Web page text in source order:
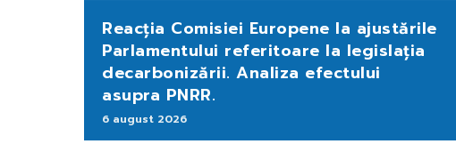
Reacția Comisiei Europene la ajustările
Parlamentului referitoare la legislația
decarbonizării. Analiza efectului
asupra PNRR.
6 august 2026